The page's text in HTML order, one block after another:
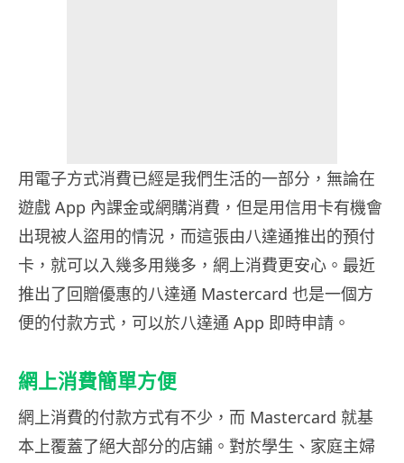
用電子方式消費已經是我們生活的一部分，無論在
遊戲 App 內課金或網購消費，但是用信用卡有機會
出現被人盜用的情況，而這張由八達通推出的預付
卡，就可以入幾多用幾多，網上消費更安心。最近
推出了回贈優惠的八達通 Mastercard 也是一個方
便的付款方式，可以於八達通 App 即時申請。
網上消費簡單方便
網上消費的付款方式有不少，而 Mastercard 就基
本上覆蓋了絕大部分的店鋪。對於學生、家庭主婦